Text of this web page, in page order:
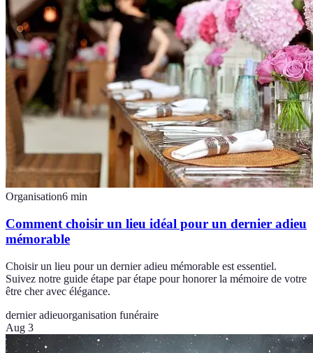
Organisation6 min
Comment choisir un lieu idéal pour un dernier adieu
mémorable
Choisir un lieu pour un dernier adieu mémorable est essentiel.
Suivez notre guide étape par étape pour honorer la mémoire de votre
être cher avec élégance.
dernier adieuorganisation funéraire
Aug 3